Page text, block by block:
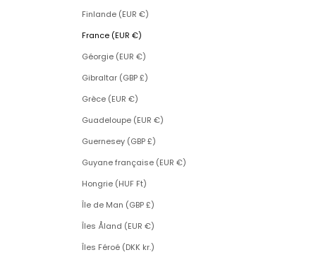
Finlande (EUR €)
France (EUR €)
Géorgie (EUR €)
Gibraltar (GBP £)
Grèce (EUR €)
Guadeloupe (EUR €)
Guernesey (GBP £)
Guyane française (EUR €)
Hongrie (HUF Ft)
Île de Man (GBP £)
Îles Åland (EUR €)
Îles Féroé (DKK kr.)